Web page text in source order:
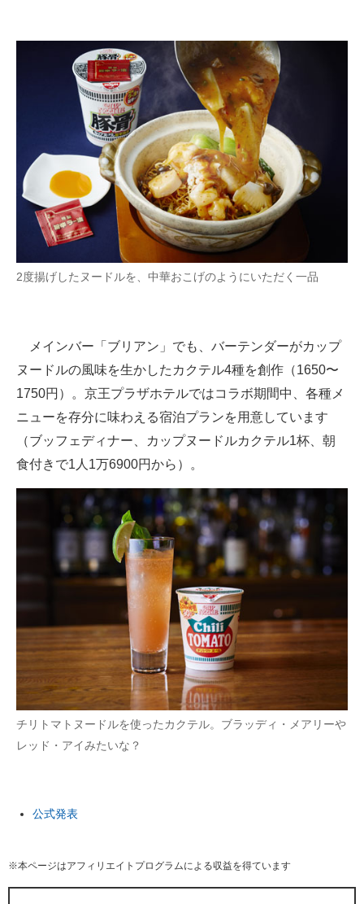
2度揚げしたヌードルを、中華おこげのようにいただく一品
メインバー「ブリアン」でも、バーテンダーがカップ
ヌードルの風味を生かしたカクテル4種を創作（1650〜
1750円）。京王プラザホテルではコラボ期間中、各種メ
ニューを存分に味わえる宿泊プランを用意しています
（ブッフェディナー、カップヌードルカクテル1杯、朝
食付きで1人1万6900円から）。
チリトマトヌードルを使ったカクテル。ブラッディ・メアリーや
レッド・アイみたいな？
公式発表
※本ページはアフィリエイトプログラムによる収益を得ています